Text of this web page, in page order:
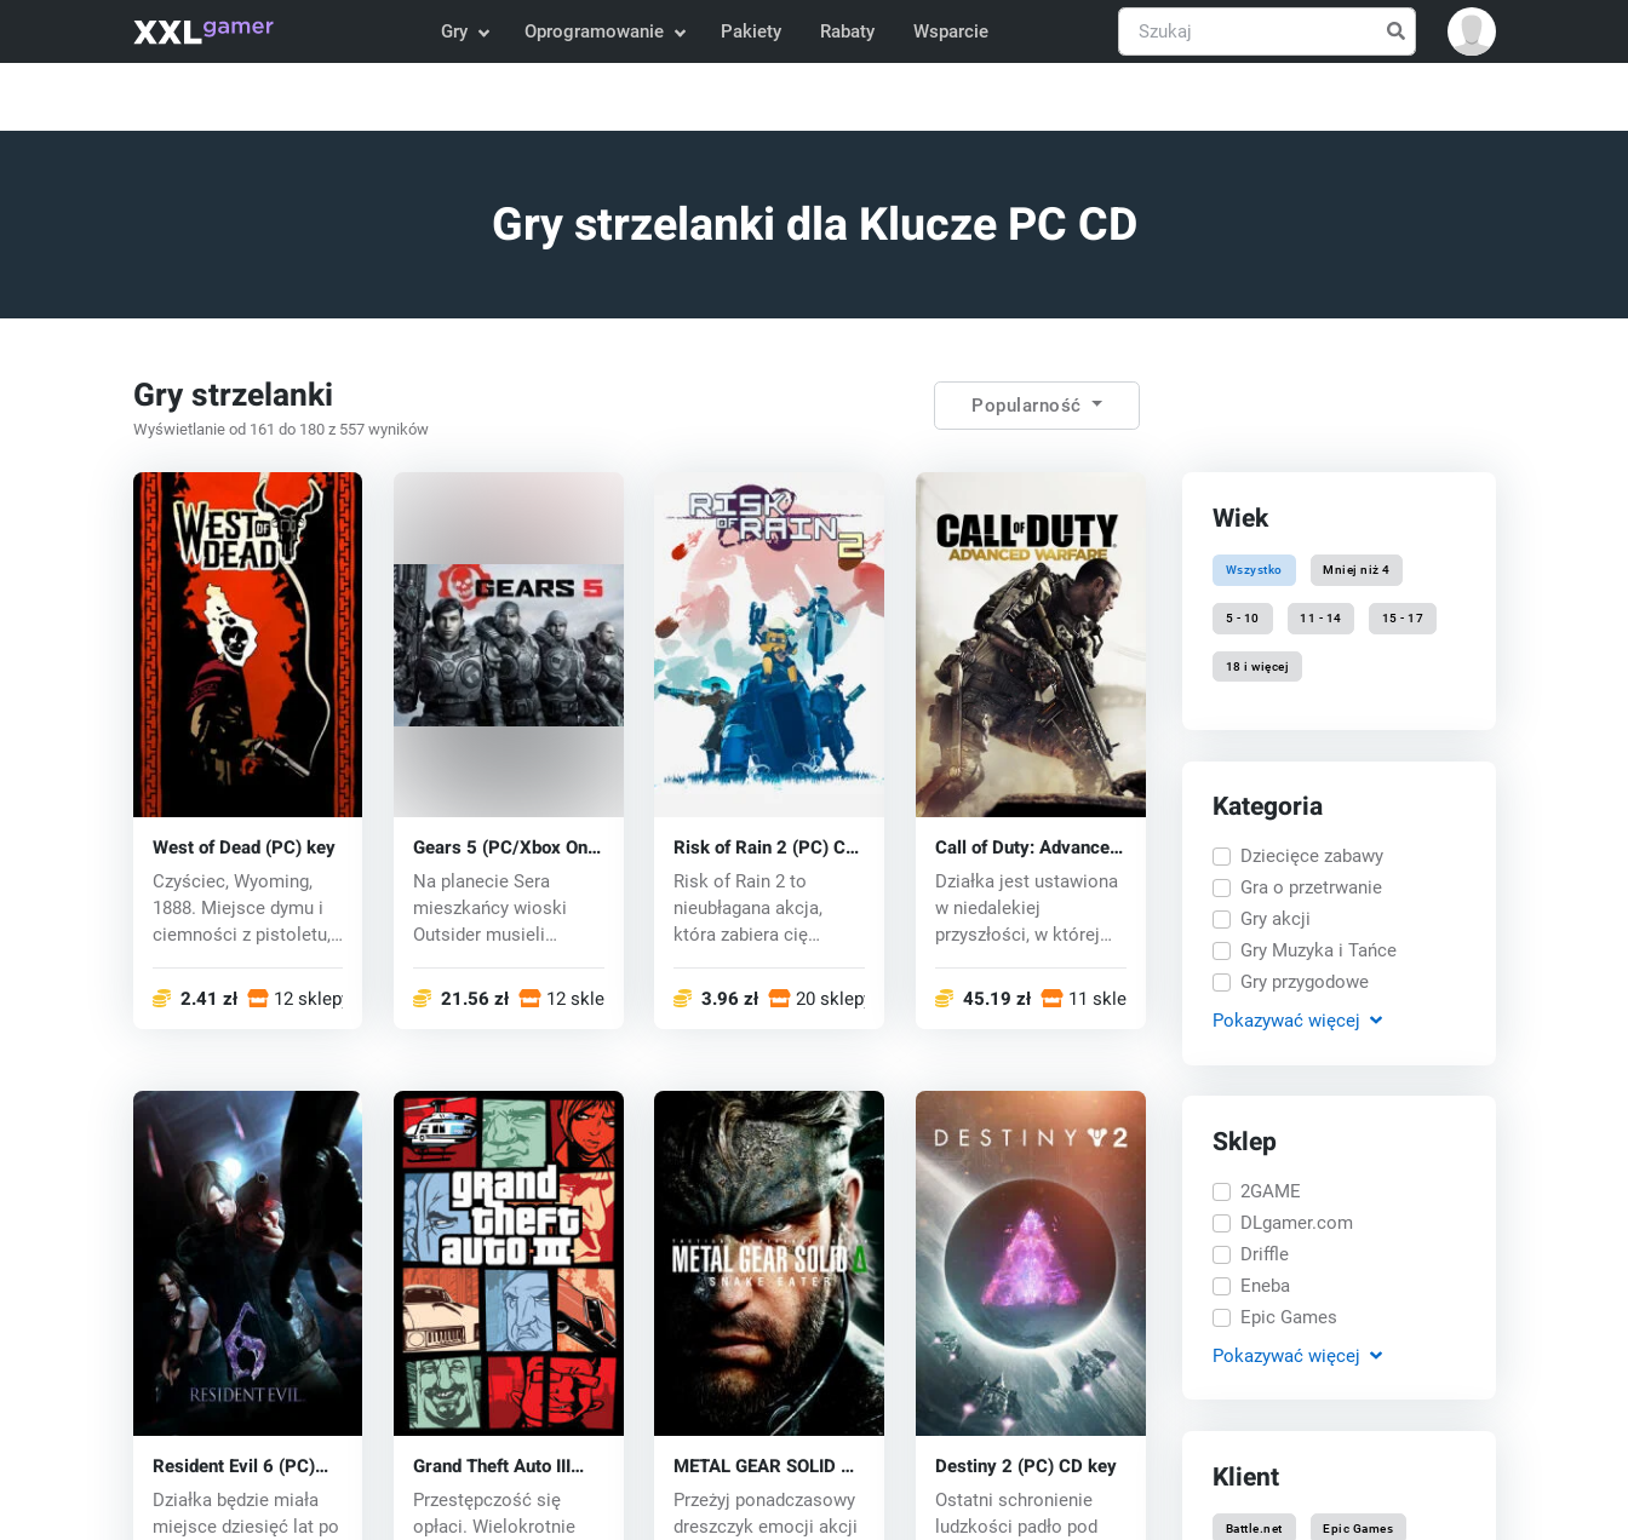
Gry Oprogramowanie Pakiety Rabaty Wsparcie
Gry strzelanki dla Klucze PC CD
Gry strzelanki
Wyświetlanie od 161 do 180 z 557 wyników
Popularność
West of Dead (PC) key
Czyściec, Wyoming,
1888. Miejsce dymu i
ciemności z pistoletu,
2.41 zł 12 sklepy
Gears 5 (PC/Xbox One)
key
Na planecie Sera
mieszkańcy wioski
Outsider musieli
rządowym...
21.56 zł 12 sklepy
Risk of Rain 2 (PC) CD
key
Risk of Rain 2 to
nieubłagana akcja,
która zabiera cię
3.96 zł 20 sklepy
Call of Duty: Advanced
Warfare (PC) CD key
Działka jest ustawiona
w niedalekiej
przyszłości, w której
45.19 zł 11 sklepy
Resident Evil 6 (PC)
CD key
Działka będzie miała
miejsce dziesięć lat po
Grand Theft Auto III
(PC) CD key
Przestępczość się
opłaci. Wielokrotnie
METAL GEAR SOLID Δ:
SNAKE EATER (PC)
key
Przeżyj ponadczasowy
dreszczyk emocji akcji
Destiny 2 (PC) CD key
Ostatni schronienie
ludzkości padło pod
Wiek
Wszystko Mniej niż 4
5 - 10 11 - 14 15 - 17
18 i więcej
Kategoria
Dziecięce zabawy
Gra o przetrwanie
Gry akcji
Gry Muzyka i Tańce
Gry przygodowe
Pokazywać więcej
Sklep
2GAME
DLgamer.com
Driffle
Eneba
Epic Games
Pokazywać więcej
Klient
Battle.net Epic Games